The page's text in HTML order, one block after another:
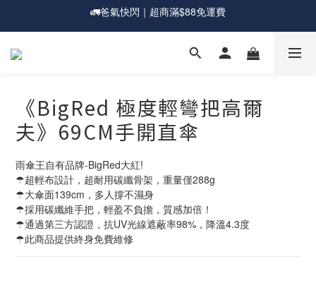
💰新會員送購物金現折$50
🎁爸氣一夏｜宅配滿$1588送超大直傘
💰新會員送購物金現折$50
《BigRed 極度輕彎把高爾
夫》69CM手開直傘
雨傘王自有品牌-BigRed大紅!
☂超輕布設計，超耐用碳纖骨架，重量僅288g
☂大傘面139cm，多人撐不濕身
☂採用碳纖維手把，輕盈不負擔，質感加倍！
☂通過第三方認證，抗UV光線遮蔽率98%，降溫4.3度
☂此商品提供終身免費維修